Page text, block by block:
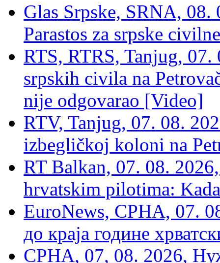
Glas Srpske, SRNA,
Parastos za srpske
RTS, RTRS, Tanjug,
srpskih civila na
nije odgovarao [Video]
RTV, Tanjug, 07. 08.
izbegličkoj koloni na
RT Balkan, 07. 08.
hrvatskim pilotima:
EuroNews, СРНА, 07.
до краја године
СРНА, 07, 08. 2026,